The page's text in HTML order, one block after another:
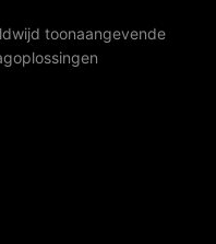
toonaangevende